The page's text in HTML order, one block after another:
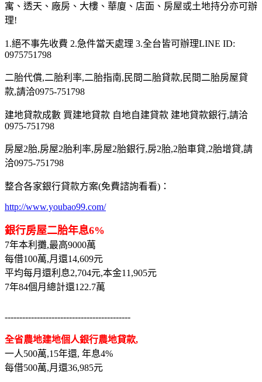
寓、透天、廠房、大樓、華廈、店面、房屋或土地持分亦可辦
理!
1.絕不事先收費 2.急件當天處理 3.全台皆可辦理LINE ID:
0975751798
二胎代償,二胎利率,二胎指南,民間二胎貸款,民間二胎房屋貸
款,請洽0975-751798
建地貸款成數 買建地貸款 自地自建貸款 建地貸款銀行,請洽
0975-751798
房屋2胎,房屋2胎利率,房屋2胎銀行,房2胎,2胎車貸,2胎增貸,請
洽0975-751798
整合各家銀行貸款方案(免費諮詢看看)：
http://www.youbao99.com/
銀行房屋二胎年息6%
7年本利攤,最高9000萬
每借100萬,月還14,609元
平均每月還利息2,704元,本金11,905元
7年84個月總計還122.7萬
-------------------------------------------
全省農地建地個人銀行農地貸款,
一人500萬,15年還, 年息4%
每借500萬,月還36,985元